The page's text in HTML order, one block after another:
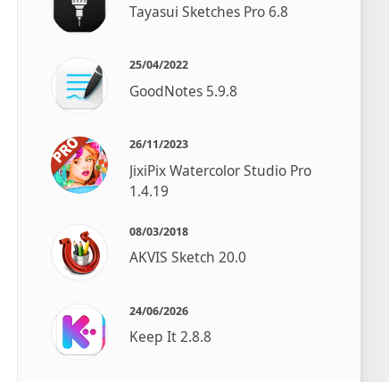
Tayasui Sketches Pro 6.8
25/04/2022
GoodNotes 5.9.8
26/11/2023
JixiPix Watercolor Studio Pro
1.4.19
08/03/2018
AKVIS Sketch 20.0
24/06/2026
Keep It 2.8.8